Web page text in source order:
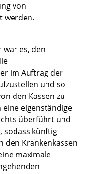
von
werden.
war es, den
im Auftrag der
und so
den Kassen zu
eine eigenständige
überführt und
sodass künftig
den Krankenkassen
maximale